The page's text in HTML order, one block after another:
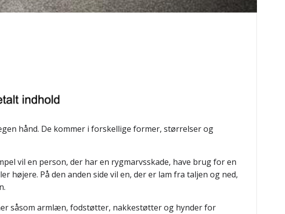
hånd. De kommer i forskellige former, størrelser og
vil en person, der har en rygmarvsskade, have brug for en
højere. På den anden side vil en, der er lam fra taljen og ned,
såsom armlæn, fodstøtter, nakkestøtter og hynder for